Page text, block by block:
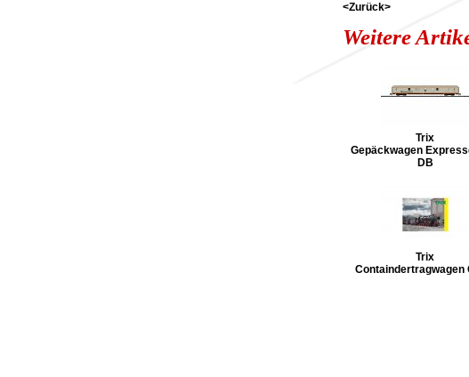
<Zurück>
Weitere
Trix
Gepäckwagen
DB
Trix
Containdertragwagen